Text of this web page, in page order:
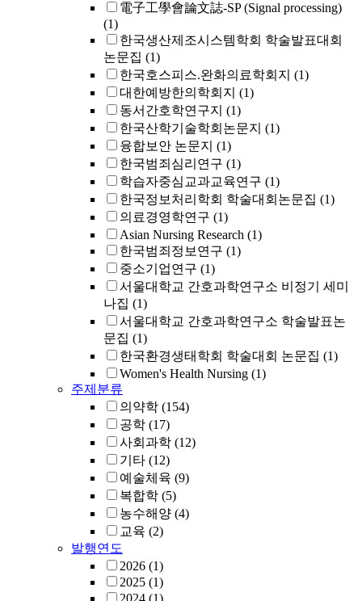
電子工學會論文誌-SP (Signal processing)
(1)
한국생산제조시스템학회 학술발표대회
논문집 (1)
한국호스피스.완화의료학회지 (1)
대한예방한의학회지 (1)
동서간호학연구지 (1)
한국산학기술학회논문지 (1)
융합보안 논문지 (1)
한국범죄심리연구 (1)
학습자중심교과교육연구 (1)
한국정보처리학회 학술대회논문집 (1)
의료경영학연구 (1)
Asian Nursing Research (1)
한국범죄정보연구 (1)
중소기업연구 (1)
서울대학교 간호과학연구소 비정기 세미
나집 (1)
서울대학교 간호과학연구소 학술발표논
문집 (1)
한국환경생태학회 학술대회 논문집 (1)
Women's Health Nursing (1)
주제분류
의약학 (154)
공학 (17)
사회과학 (12)
기타 (12)
예술체육 (9)
복합학 (5)
농수해양 (4)
교육 (2)
발행연도
2026 (1)
2025 (1)
2024 (1)